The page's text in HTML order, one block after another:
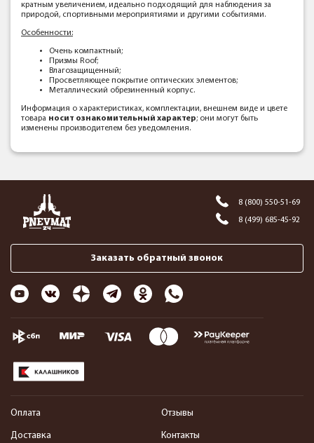
кратным увеличением, идеально подходящий для наблюдения за
природой, спортивными мероприятиями и другими событиями.
Особенности:
Очень компактный;
Призмы Roof;
Влагозащищенный;
Просветляющее покрытие оптических элементов;
Металлический обрезиненный корпус.
Информация о характеристиках, комплектации, внешнем виде и цвете
товара носит ознакомительный характер; они могут быть
изменены производителем без уведомления.
8 (800) 550-51-69
8 (499) 685-45-92
Заказать обратный звонок
Оплата
Доставка
Отзывы
Контакты